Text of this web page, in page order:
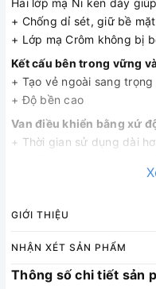
Hai lớp mạ Ni ken dày
+ Chống dỉ sét, giữ bề
+ Lớp mạ Crôm không bị
Kết cấu bên trong vững
+ Tạo vẻ ngoài sang
+ Độ bền cao
Van điều khiển bằng xứ
+ Thời gian sử dụng dài
+ Thiết kế tiết kiệm nước
có áp lực nước yêu
+ Dòng nước từ đầu sen
Có thể tháo rời đầu vòi
GIỚI THIỆU
NHẬN XÉT SẢN PHẨM
Thông số chi tiết sản